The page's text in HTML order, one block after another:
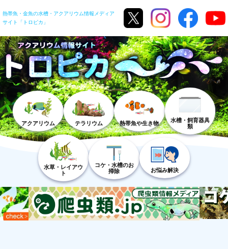
熱帯魚・金魚の水槽・アクアリウム情報メディア
サイト「トロピカ」
アクアリウム テラリウム 熱帯魚や生き物
水槽・飼育器具
類
水草・レイアウ
ト
コケ・水槽のお
掃除
お悩み解決